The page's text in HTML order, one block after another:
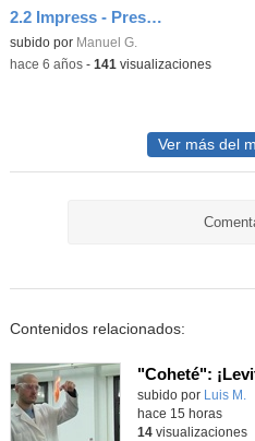
2.2 Impress - Presentación Poliedros
Contenido educativo.
subido por Manuel G.
-hace 6 años- 141 visualizaciones
Ver más del
Contenidos relacionados:
"Coheté":
Contenido
subido por Luis M.
hace 15 horas
14visualizaciones